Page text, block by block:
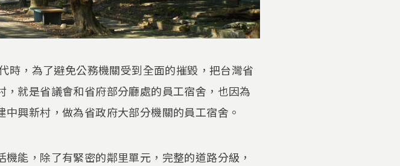
時，為了避免公務機關受到全面的摧毀，把台灣省
就是省議會和省府部分廳處的員工宿舍，也因為
興新村，做為省政府大部分機關的員工宿舍。
能，除了有緊密的鄰里單元，完整的道路分級，